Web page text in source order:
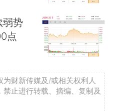
弱势
点
财新传媒及/或相关权利人
止进行转载、摘编、复制及